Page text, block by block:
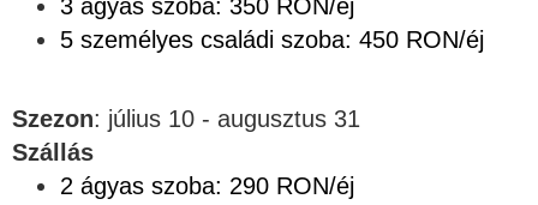
3 ágyas szoba: 350 RON/éj
5 személyes családi szoba: 450 RON/éj
Szezon: július 10 - augusztus 31
Szállás
2 ágyas szoba: 290 RON/éj